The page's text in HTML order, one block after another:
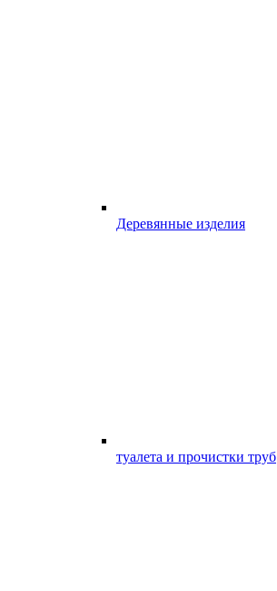
Деревянные изделия
туалета и прочистки труб